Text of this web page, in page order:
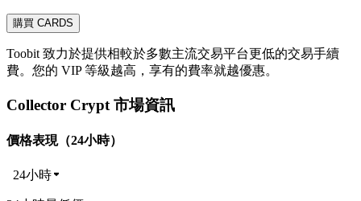
購買 CARDS
Toobit 致力於提供相較於多數主流交易平台更低的交易手續
費。您的 VIP 等級越高，享有的費率就越優惠。
Collector Crypt 市場資訊
價格表現（24小時）
24小時